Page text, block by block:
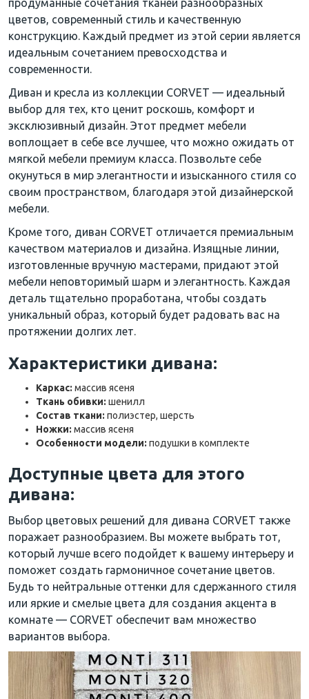
продуманные сочетания тканей разнообразных
цветов, современный стиль и качественную
конструкцию. Каждый предмет из этой серии является
идеальным сочетанием превосходства и
современности.
Диван и кресла из коллекции CORVET — идеальный
выбор для тех, кто ценит роскошь, комфорт и
эксклюзивный дизайн. Этот предмет мебели
воплощает в себе все лучшее, что можно ожидать от
мягкой мебели премиум класса. Позвольте себе
окунуться в мир элегантности и изысканного стиля со
своим пространством, благодаря этой дизайнерской
мебели.
Кроме того, диван CORVET отличается премиальным
качеством материалов и дизайна. Изящные линии,
изготовленные вручную мастерами, придают этой
мебели неповторимый шарм и элегантность. Каждая
деталь тщательно проработана, чтобы создать
уникальный образ, который будет радовать вас на
протяжении долгих лет.
Характеристики дивана:
Каркас: массив ясеня
Ткань обивки: шенилл
Состав ткани: полиэстер, шерсть
Ножки: массив ясеня
Особенности модели: подушки в комплекте
Доступные цвета для этого
дивана:
Выбор цветовых решений для дивана CORVET также
поражает разнообразием. Вы можете выбрать тот,
который лучше всего подойдет к вашему интерьеру и
поможет создать гармоничное сочетание цветов.
Будь то нейтральные оттенки для сдержанного стиля
или яркие и смелые цвета для создания акцента в
комнате — CORVET обеспечит вам множество
вариантов выбора.